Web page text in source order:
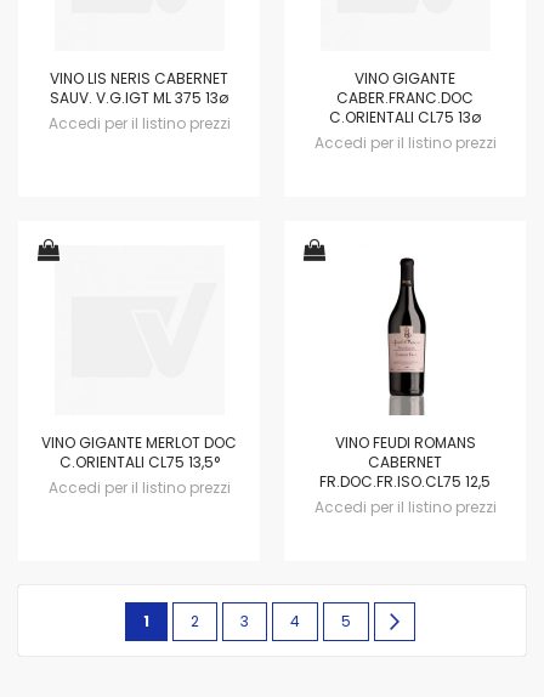
VINO LIS NERIS CABERNET
SAUV. V.G.IGT ML 375 13ø
Accedi per il listino prezzi
VINO GIGANTE
CABER.FRANC.DOC
C.ORIENTALI CL75 13ø
Accedi per il listino prezzi
VINO GIGANTE MERLOT DOC
C.ORIENTALI CL75 13,5°
Accedi per il listino prezzi
VINO FEUDI ROMANS
CABERNET
FR.DOC.FR.ISO.CL75 12,5
Accedi per il listino prezzi
Pagina
Attualmente
1 Pagina
2 Pagina
3 Pagina
4 Pagina
5